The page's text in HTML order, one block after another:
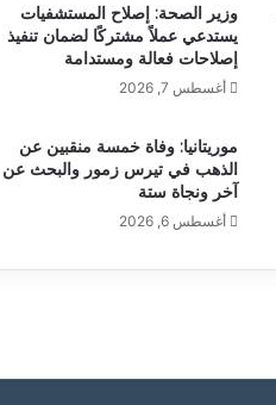
وزير الصحة: إصلاح المستشفيات
يستدعي عملاً مشتركًا لضمان تنفيذ
إصلاحات فعالة ومستدامة
أغسطس 7, 2026
موريتانيا: وفاة خمسة منقبين عن
الذهب في تيرس زمور والبحث عن
آخر ونجاة ستة
أغسطس 6, 2026